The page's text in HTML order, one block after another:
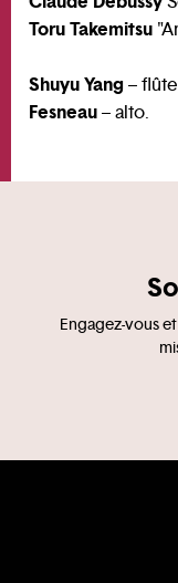
Toru Takemitsu
Shuyu Yang–
Fesneau– alto.
Engagez-vous